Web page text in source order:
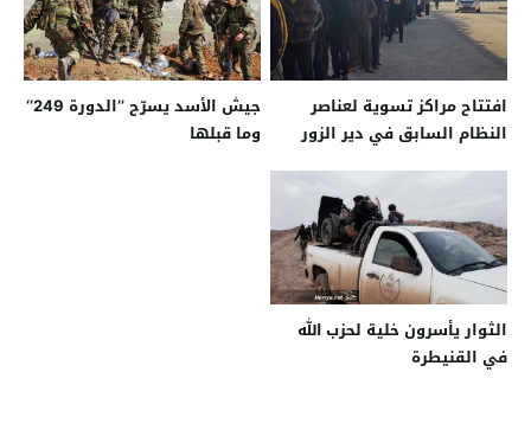
افتتاح مراكز تسوية لعناصر
النظام السابق في دير الزور
جيش الأسد يسرّح ’’الدورة 249‘‘
وما قبلها
الثوار يأسرون خلية لحزب الله
في القنيطرة